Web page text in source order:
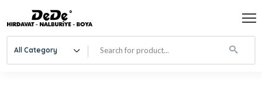
All Category